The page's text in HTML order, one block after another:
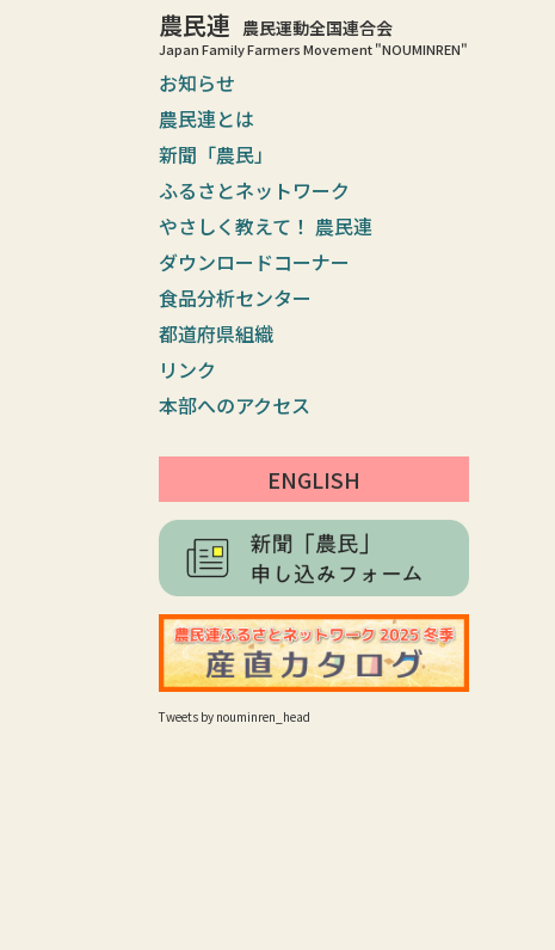
農民連 農民運動全国連合会
Japan Family Farmers Movement "NOUMINREN"
お知らせ
農民連とは
新聞「農民」
ふるさとネットワーク
やさしく教えて！ 農民連
ダウンロードコーナー
食品分析センター
都道府県組織
リンク
本部へのアクセス
ENGLISH
Tweets by nouminren_head